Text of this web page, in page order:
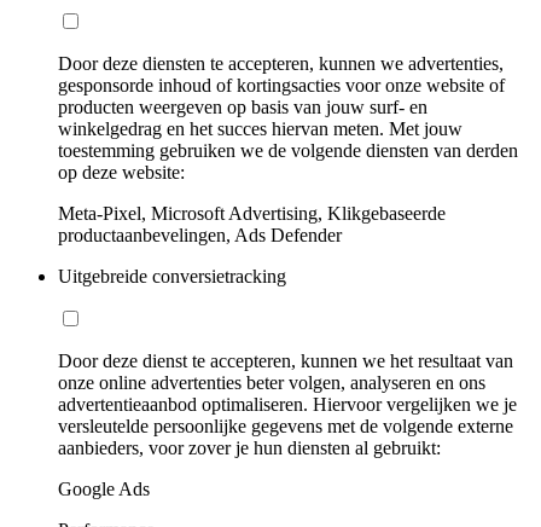
Door deze diensten te accepteren, kunnen we advertenties,
gesponsorde inhoud of kortingsacties voor onze website of
producten weergeven op basis van jouw surf- en
winkelgedrag en het succes hiervan meten. Met jouw
toestemming gebruiken we de volgende diensten van derden
op deze website:
Meta-Pixel, Microsoft Advertising, Klikgebaseerde
productaanbevelingen, Ads Defender
Uitgebreide conversietracking
Door deze dienst te accepteren, kunnen we het resultaat van
onze online advertenties beter volgen, analyseren en ons
advertentieaanbod optimaliseren. Hiervoor vergelijken we je
versleutelde persoonlijke gegevens met de volgende externe
aanbieders, voor zover je hun diensten al gebruikt:
Google Ads